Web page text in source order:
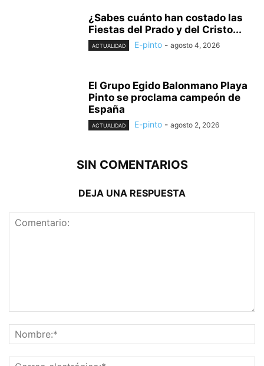
¿Sabes cuánto han costado las
Fiestas del Prado y del Cristo...
ACTUALIDAD E-pinto - agosto 4, 2026
El Grupo Egido Balonmano Playa
Pinto se proclama campeón de
España
ACTUALIDAD E-pinto - agosto 2, 2026
SIN COMENTARIOS
DEJA UNA RESPUESTA